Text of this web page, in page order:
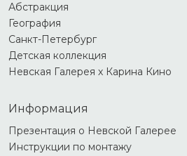
Абстракция
География
Санкт-Петербург
Детская коллекция
Невская Галерея х Карина Кино
Информация
Презентация о Невской Галерее
Инструкции по монтажу